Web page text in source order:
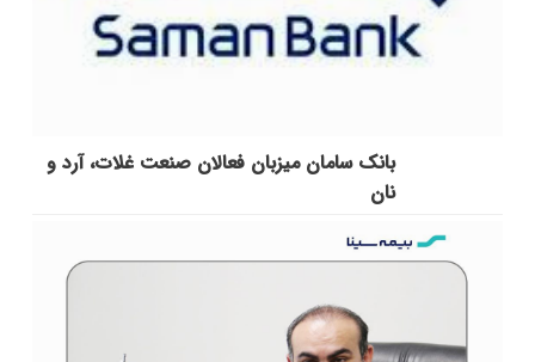
بانک سامان میزبان فعالان صنعت غلات، آرد و
نان